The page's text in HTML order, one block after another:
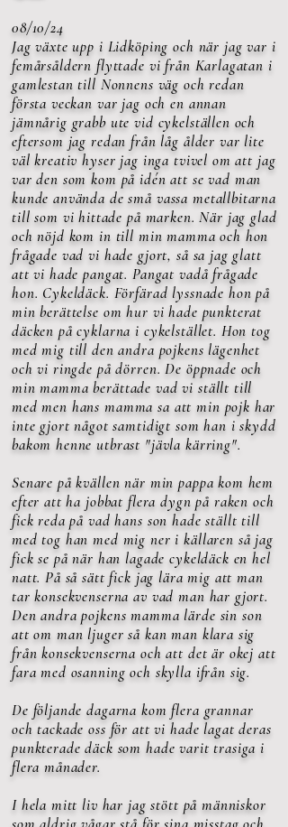
08/10/24
Jag växte upp i Lidköping och när jag var i
femårsåldern flyttade vi från Karlagatan i
gamlestan till Nonnens väg och redan
första veckan var jag och en annan
jämnårig grabb ute vid cykelställen och
eftersom jag redan från låg ålder var lite
väl kreativ hyser jag inga tvivel om att jag
var den som kom på idén att se vad man
kunde använda de små vassa metallbitarna
till som vi hittade på marken. När jag glad
och nöjd kom in till min mamma och hon
frågade vad vi hade gjort, så sa jag glatt
att vi hade pangat. Pangat vadå frågade
hon. Cykeldäck. Förfärad lyssnade hon på
min berättelse om hur vi hade punkterat
däcken på cyklarna i cykelstället. Hon tog
med mig till den andra pojkens lägenhet
och vi ringde på dörren. De öppnade och
min mamma berättade vad vi ställt till
med men hans mamma sa att min pojk har
inte gjort något samtidigt som han i skydd
bakom henne utbrast "jävla kärring".
Senare på kvällen när min pappa kom hem
efter att ha jobbat flera dygn på raken och
fick reda på vad hans son hade ställt till
med tog han med mig ner i källaren så jag
fick se på när han lagade cykeldäck en hel
natt. På så sätt fick jag lära mig att man
tar konsekvenserna av vad man har gjort.
Den andra pojkens mamma lärde sin son
att om man ljuger så kan man klara sig
från konsekvenserna och att det är okej att
fara med osanning och skylla ifrån sig.
De följande dagarna kom flera grannar
och tackade oss för att vi hade lagat deras
punkterade däck som hade varit trasiga i
flera månader.
I hela mitt liv har jag stött på människor